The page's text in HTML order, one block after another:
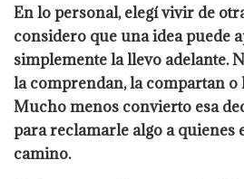
En lo personal, elegí vivir de
considero que una idea puede
simplemente la llevo adelante.
la comprendan, la compartan o
Mucho menos convierto esa
para reclamarle algo a quienes
camino.